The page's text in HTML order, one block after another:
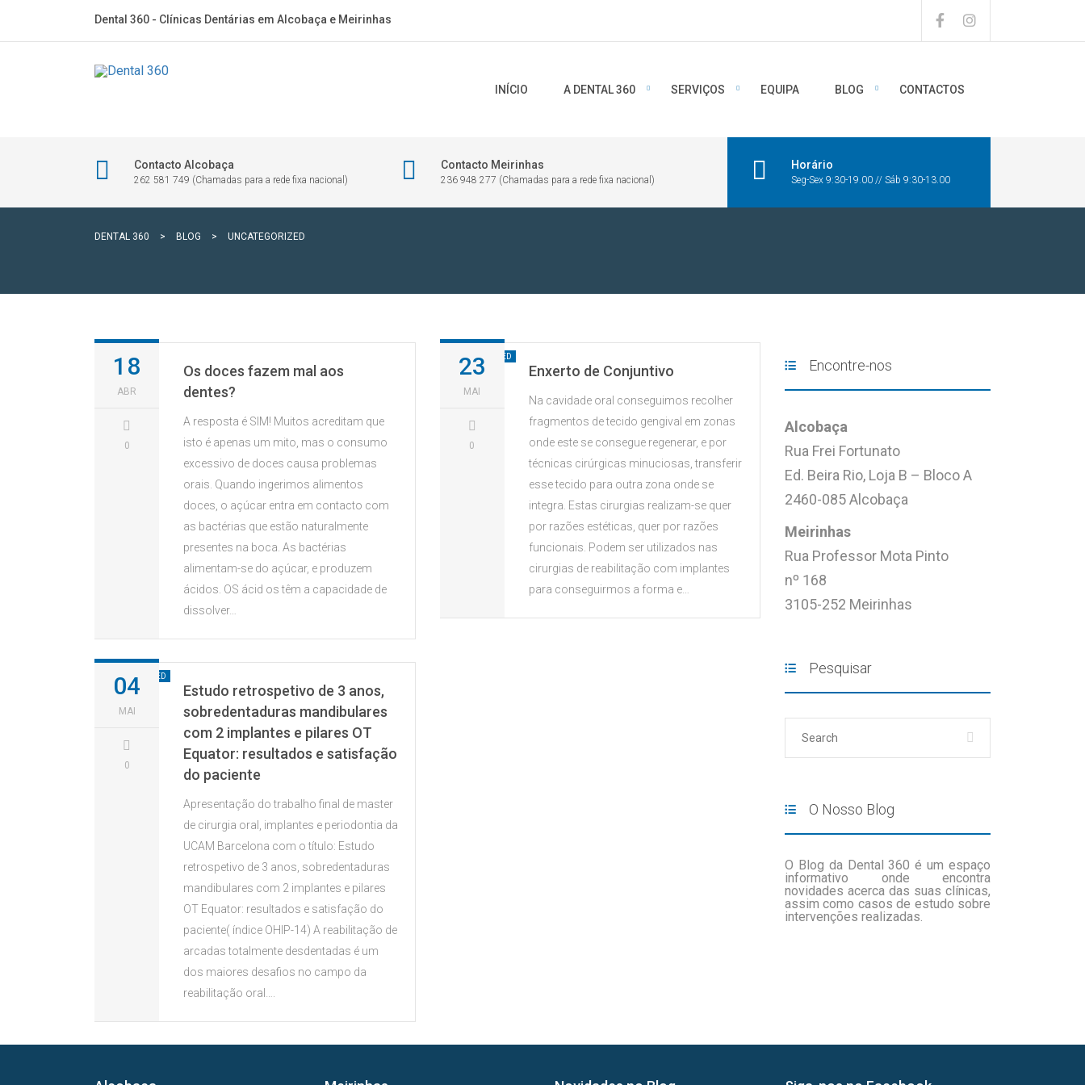
Dental 360 - Clínicas Dentárias em Alcobaça e Meirinhas
INÍCIO A DENTAL 360 SERVIÇOS EQUIPA BLOG CONTACTOS
Contacto Alcobaça
262 581 749 (Chamadas para a rede fixa nacional)
Contacto Meirinhas
236 948 277 (Chamadas para a rede fixa nacional)
Horário
Seg-Sex 9:30-19.00 // Sáb 9:30-13.00
DENTAL 360 > BLOG > UNCATEGORIZED
18
ABR
0
Os doces fazem mal aos
dentes?
A resposta é SIM! Muitos acreditam que
isto é apenas um mito, mas o consumo
excessivo de doces causa problemas
orais. Quando ingerimos alimentos
doces, o açúcar entra em contacto com
as bactérias que estão naturalmente
presentes na boca. As bactérias
alimentam-se do açúcar, e produzem
ácidos. OS ácid os têm a capacidade de
dissolver…
UNCATEGORIZED
23
MAI
0
Enxerto de Conjuntivo
Na cavidade oral conseguimos recolher
fragmentos de tecido gengival em zonas
onde este se consegue regenerar, e por
técnicas cirúrgicas minuciosas, transferir
esse tecido para outra zona onde se
integra. Estas cirurgias realizam-se quer
por razões estéticas, quer por razões
funcionais. Podem ser utilizados nas
cirurgias de reabilitação com implantes
para conseguirmos a forma e…
UNCATEGORIZED
04
MAI
0
Estudo retrospetivo de 3 anos,
sobredentaduras mandibulares
com 2 implantes e pilares OT
Equator: resultados e satisfação
do paciente
Apresentação do trabalho final de master
de cirurgia oral, implantes e periodontia da
UCAM Barcelona com o título: Estudo
retrospetivo de 3 anos, sobredentaduras
mandibulares com 2 implantes e pilares
OT Equator: resultados e satisfação do
paciente( índice OHIP-14) A reabilitação de
arcadas totalmente desdentadas é um
dos maiores desafios no campo da
reabilitação oral….
Encontre-nos
Alcobaça
Rua Frei Fortunato
Ed. Beira Rio, Loja B – Bloco A
2460-085 Alcobaça
Meirinhas
Rua Professor Mota Pinto
nº 168
3105-252 Meirinhas
Pesquisar
O Nosso Blog
O Blog da Dental 360 é um espaço
informativo onde encontra
novidades acerca das suas clínicas,
assim como casos de estudo sobre
intervenções realizadas.